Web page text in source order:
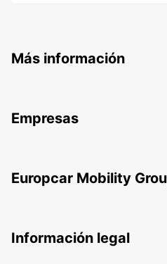
Más información
Empresas
Europcar Mobility
Información legal